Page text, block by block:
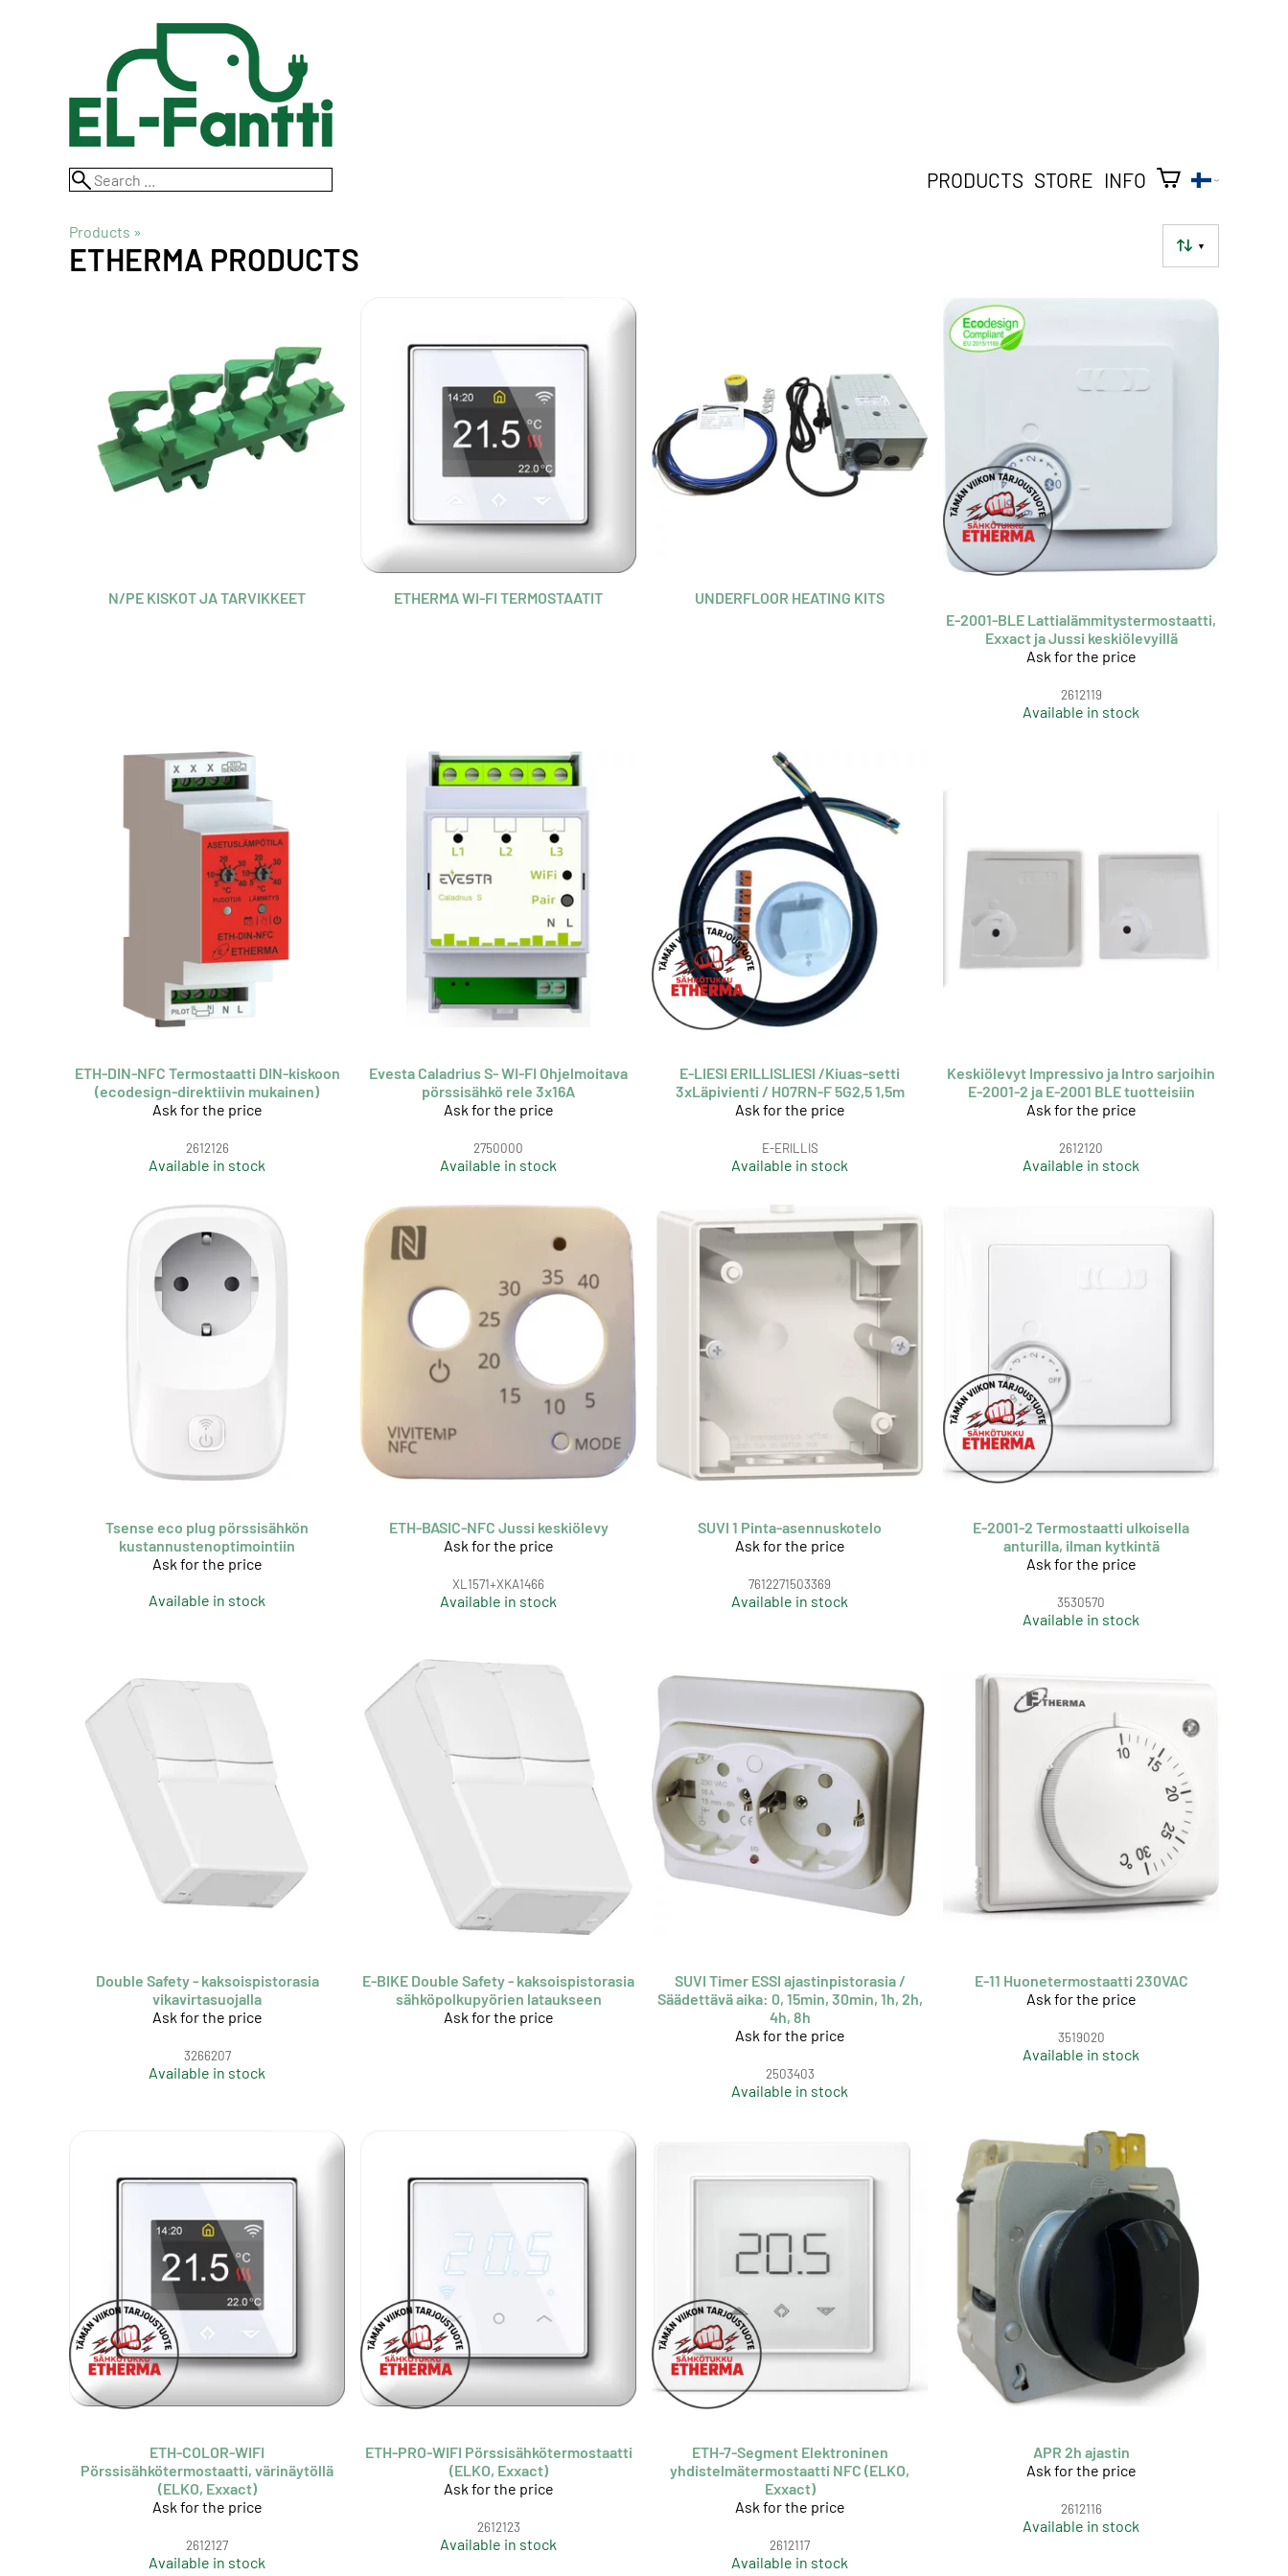
PRODUCTS STORE INFO
Products ‪»
▼
ETHERMA PRODUCTS
N/PE KISKOT JA TARVIKKEET ETHERMA WI-FI TERMOSTAATIT
UNDERFLOOR HEATING KITS
E-2001-BLE Lattialämmitystermostaatti,
Exxact ja Jussi keskiölevyillä
Ask for the price
2612119
Available in stock
ETH-DIN-NFC Termostaatti DIN-kiskoon
(ecodesign-direktiivin mukainen)
Ask for the price
2612126
Available in stock
Evesta Caladrius S- WI-FI Ohjelmoitava
pörssisähkö rele 3x16A
Ask for the price
2750000
Available in stock
E-LIESI ERILLISLIESI /Kiuas-setti
3xLäpivienti / H07RN-F 5G2,5 1,5m
Ask for the price
E-ERILLIS
Available in stock
Keskiölevyt Impressivo ja Intro sarjoihin
E-2001-2 ja E-2001 BLE tuotteisiin
Ask for the price
2612120
Available in stock
Tsense eco plug pörssisähkön
kustannustenoptimointiin
Ask for the price
Available in stock
ETH-BASIC-NFC Jussi keskiölevy
Ask for the price
XL1571+XKA1466
Available in stock
SUVI 1 Pinta-asennuskotelo
Ask for the price
7612271503369
Available in stock
E-2001-2 Termostaatti ulkoisella
anturilla, ilman kytkintä
Ask for the price
3530570
Available in stock
Double Safety - kaksoispistorasia
vikavirtasuojalla
Ask for the price
3266207
Available in stock
E-BIKE Double Safety - kaksoispistorasia
sähköpolkupyörien lataukseen
Ask for the price
SUVI Timer ESSI ajastinpistorasia /
Säädettävä aika: 0, 15min, 30min, 1h, 2h,
4h, 8h
Ask for the price
2503403
Available in stock
E-11 Huonetermostaatti 230VAC
Ask for the price
3519020
Available in stock
ETH-COLOR-WIFI
Pörssisähkötermostaatti, värinäytöllä
(ELKO, Exxact)
Ask for the price
2612127
Available in stock
ETH-PRO-WIFI Pörssisähkötermostaatti
(ELKO, Exxact)
Ask for the price
2612123
Available in stock
ETH-7-Segment Elektroninen
yhdistelmätermostaatti NFC (ELKO,
Exxact)
Ask for the price
2612117
Available in stock
APR 2h ajastin
Ask for the price
2612116
Available in stock